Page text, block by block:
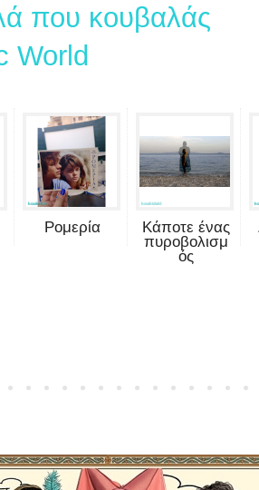
που κουβαλάς
World
Ρομερία
Κάποτε ένας
πυροβολισμ
ός